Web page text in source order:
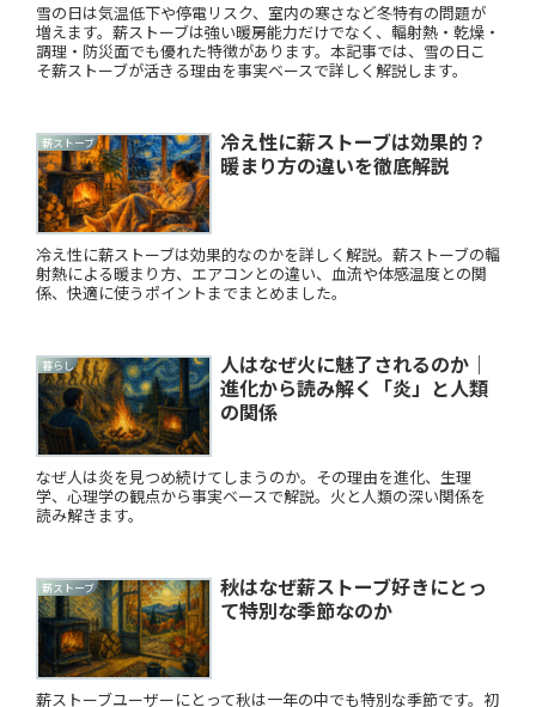
雪の日は気温低下や停電リスク、室内の寒さなど冬特有の問題が
増えます。薪ストーブは強い暖房能力だけでなく、輻射熱・乾燥・
調理・防災面でも優れた特徴があります。本記事では、雪の日こ
そ薪ストーブが活きる理由を事実ベースで詳しく解説します。
薪ストーブ
冷え性に薪ストーブは効果的？
暖まり方の違いを徹底解説
冷え性に薪ストーブは効果的なのかを詳しく解説。薪ストーブの輻
射熱による暖まり方、エアコンとの違い、血流や体感温度との関
係、快適に使うポイントまでまとめました。
暮らし
人はなぜ火に魅了されるのか｜
進化から読み解く「炎」と人類
の関係
なぜ人は炎を見つめ続けてしまうのか。その理由を進化、生理
学、心理学の観点から事実ベースで解説。火と人類の深い関係を
読み解きます。
薪ストーブ
秋はなぜ薪ストーブ好きにとっ
て特別な季節なのか
薪ストーブユーザーにとって秋は一年の中でも特別な季節です。初